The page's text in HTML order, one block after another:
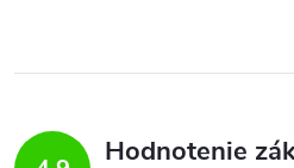
Hodnotenie